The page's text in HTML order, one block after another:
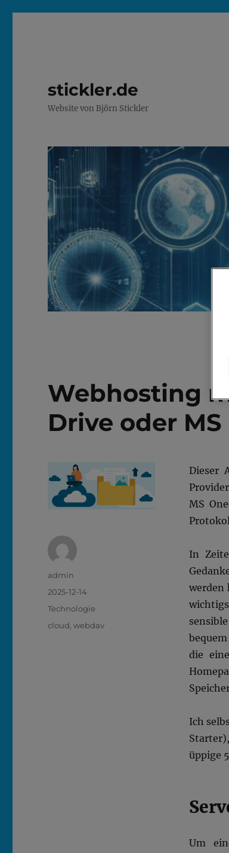
stickler.de
Website von Björn Stickler
Webhosting
Drive oder
Dieser
MS
In
werden
die
Ich
üppige
Um
Autor
admin
Veröffentlicht
2025-12-14
Kategorien
Technologie
Schlagwörter
cloud ,webdav